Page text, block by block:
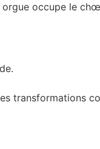
orgue occupe le
transformations